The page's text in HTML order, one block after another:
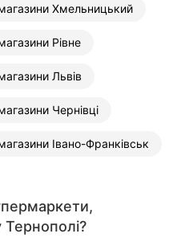
Хмельницький
Рівне
Львів
Чернівці
Івано-Франківськ
Тернополі?